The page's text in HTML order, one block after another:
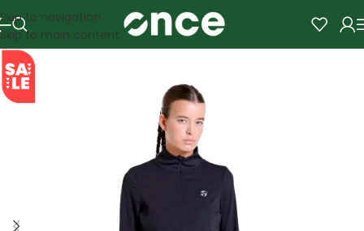
Skip to navigation
Skip to main content
SALE